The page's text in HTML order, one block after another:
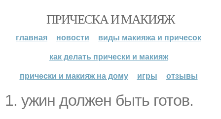
ПРИЧЕСКА И МАКИЯЖ
главная новости
виды макияжа и причесок
как делать прически и макияж
прически и макияж на дому
игры отзывы
1. ужин должен быть готов.